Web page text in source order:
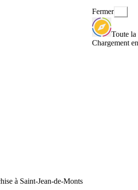
Fermer
Toute la
Chargement
à Saint-Jean-de-Monts